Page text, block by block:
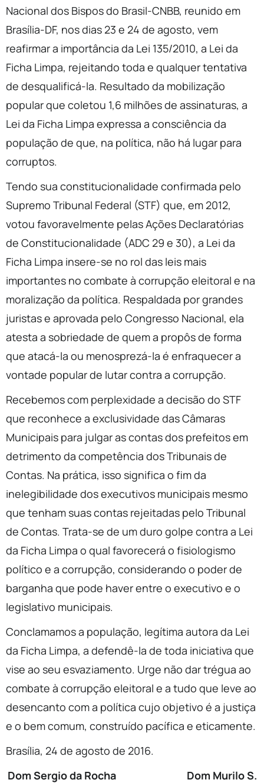
Nacional dos Bispos do Brasil-CNBB, reunido em
Brasília-DF, nos dias 23 e 24 de agosto, vem
reafirmar a importância da Lei 135/2010, a Lei da
Ficha Limpa, rejeitando toda e qualquer tentativa
de desqualificá-la. Resultado da mobilização
popular que coletou 1,6 milhões de assinaturas, a
Lei da Ficha Limpa expressa a consciência da
população de que, na política, não há lugar para
corruptos.
Tendo sua constitucionalidade confirmada pelo
Supremo Tribunal Federal (STF) que, em 2012,
votou favoravelmente pelas Ações Declaratórias
de Constitucionalidade (ADC 29 e 30), a Lei da
Ficha Limpa insere-se no rol das leis mais
importantes no combate à corrupção eleitoral e na
moralização da política. Respaldada por grandes
juristas e aprovada pelo Congresso Nacional, ela
atesta a sobriedade de quem a propôs de forma
que atacá-la ou menosprezá-la é enfraquecer a
vontade popular de lutar contra a corrupção.
Recebemos com perplexidade a decisão do STF
que reconhece a exclusividade das Câmaras
Municipais para julgar as contas dos prefeitos em
detrimento da competência dos Tribunais de
Contas. Na prática, isso significa o fim da
inelegibilidade dos executivos municipais mesmo
que tenham suas contas rejeitadas pelo Tribunal
de Contas. Trata-se de um duro golpe contra a Lei
da Ficha Limpa o qual favorecerá o fisiologismo
político e a corrupção, considerando o poder de
barganha que pode haver entre o executivo e o
legislativo municipais.
Conclamamos a população, legítima autora da Lei
da Ficha Limpa, a defendê-la de toda iniciativa que
vise ao seu esvaziamento. Urge não dar trégua ao
combate à corrupção eleitoral e a tudo que leve ao
desencanto com a política cujo objetivo é a justiça
e o bem comum, construído pacífica e eticamente.
Brasília, 24 de agosto de 2016.
Dom Sergio da Rocha
Dom Murilo S.